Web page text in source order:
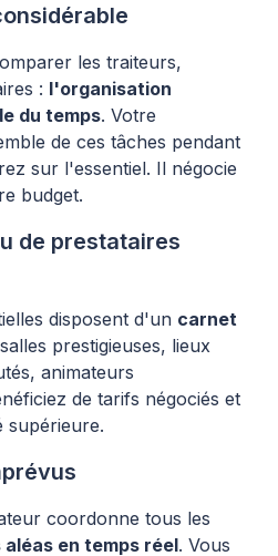
les traiteurs,
: l'organisation
du temps. Votre
de ces tâches pendant
sur l'essentiel. Il négocie
budget.
de prestataires
disposent d'un carnet
prestigieuses, lieux
animateurs
de tarifs négociés et
supérieure.
coordonne tous les
aléas en temps réel. Vous